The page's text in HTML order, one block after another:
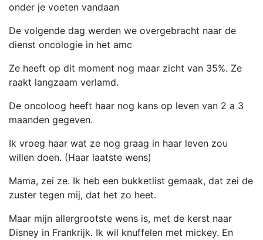
onder je voeten vandaan
De volgende dag werden we overgebracht naar de
dienst oncologie in het amc
Ze heeft op dit moment nog maar zicht van 35%. Ze
raakt langzaam verlamd.
De oncoloog heeft haar nog kans op leven van 2 a 3
maanden gegeven.
Ik vroeg haar wat ze nog graag in haar leven zou
willen doen. (Haar laatste wens)
Mama, zei ze. Ik heb een bukketlist gemaak, dat zei de
zuster tegen mij, dat het zo heet.
Maar mijn allergrootste wens is, met de kerst naar
Disney in Frankrijk. Ik wil knuffelen met mickey. En